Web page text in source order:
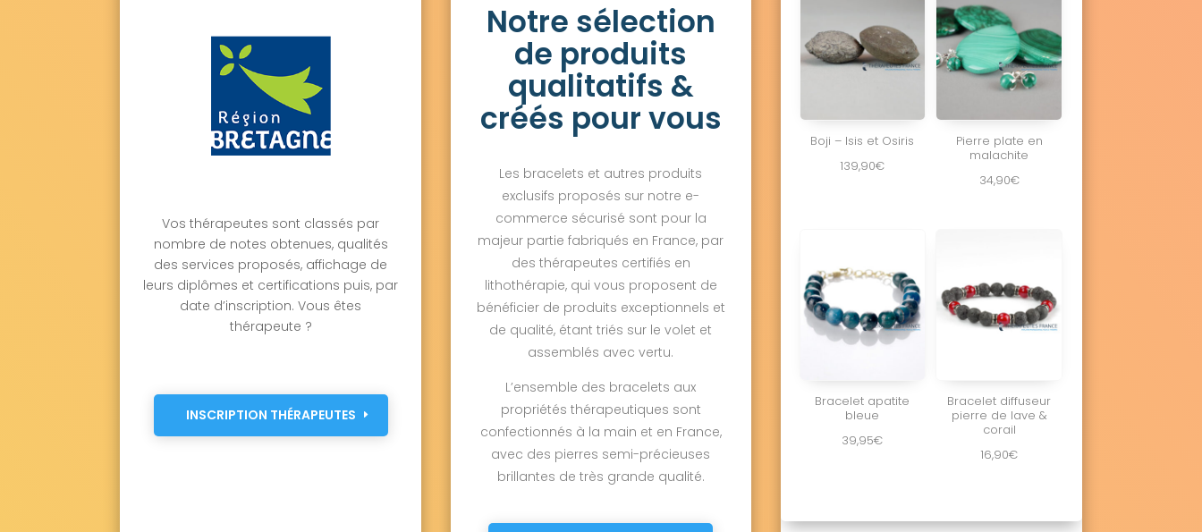
Vos thérapeutes sont classés par
nombre de notes obtenues, qualités
des services proposés, affichage de
leurs diplômes et certifications puis, par
date d’inscription. Vous êtes
thérapeute ?
INSCRIPTION THÉRAPEUTES
Notre sélection
de produits
qualitatifs &
créés pour vous
Les bracelets et autres produits
exclusifs proposés sur notre e-
commerce sécurisé sont pour la
majeur partie fabriqués en France, par
des thérapeutes certifiés en
lithothérapie, qui vous proposent de
bénéficier de produits exceptionnels et
de qualité, étant triés sur le volet et
assemblés avec vertu.
L’ensemble des bracelets aux
propriétés thérapeutiques sont
confectionnés à la main et en France,
avec des pierres semi-précieuses
brillantes de très grande qualité.
Boji – Isis et Osiris
139,90€
Pierre plate en
malachite
34,90€
Bracelet apatite
bleue
39,95€
Bracelet diffuseur
pierre de lave &
corail
16,90€